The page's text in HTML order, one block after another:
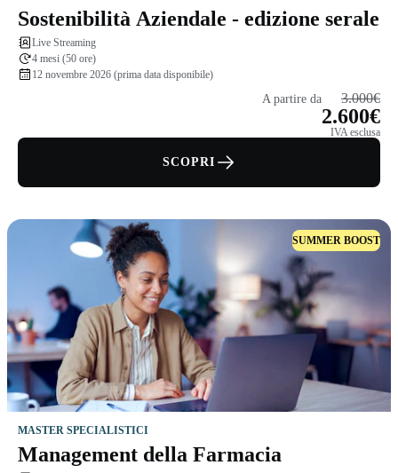
Sostenibilità Aziendale - edizione serale
Live Streaming
4 mesi (50 ore)
12 novembre 2026 (prima data disponibile)
A partire da 3.000€
2.600€
IVA esclusa
SCOPRI
SUMMER BOOST
MASTER SPECIALISTICI
Management della Farmacia